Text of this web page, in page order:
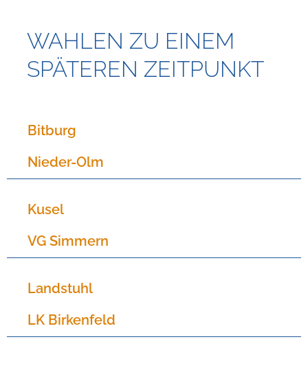
WAHLEN ZU EINEM
SPÄTEREN ZEITPUNKT
Bitburg
Nieder-Olm
Kusel
VG Simmern
Landstuhl
LK Birkenfeld